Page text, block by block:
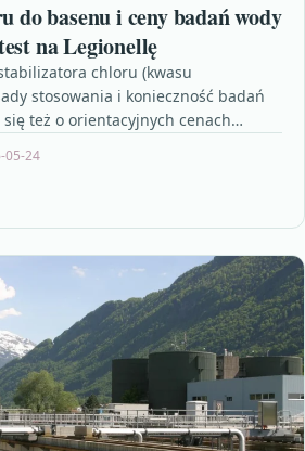
do basenu i ceny badań wody
na Legionellę
chloru (kwasu
stosowania i konieczność badań
też o orientacyjnych cenach
05-24